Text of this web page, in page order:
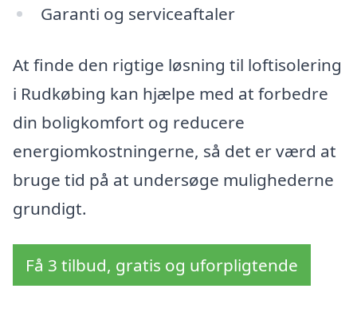
Garanti og serviceaftaler
At finde den rigtige løsning til loftisolering
i Rudkøbing kan hjælpe med at forbedre
din boligkomfort og reducere
energiomkostningerne, så det er værd at
bruge tid på at undersøge mulighederne
grundigt.
Få 3 tilbud, gratis og uforpligtende